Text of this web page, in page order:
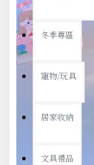
冬季專區
寵物/玩具
居家收納
文具禮品